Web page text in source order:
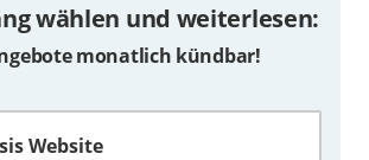
wählen und weiterlesen:
monatlich kündbar!
Website